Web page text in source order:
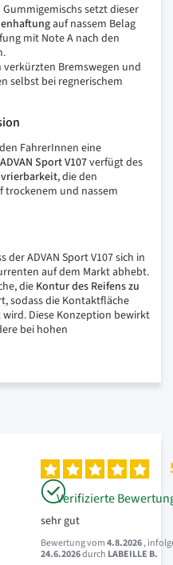
Gummigemischs setzt dieser
auf nassem Belag
mit Note A nach den
Bremswegen und
selbst bei regnerischem
FahrerInnen eine
ADVAN Sport V107verfügt des
, die den
trockenem und nassem
ADVAN Sport V107 sich in
auf dem Markt abhebt.
die Konturdes Reifenszu
sodass die Kontaktfläche
Diese Konzeption bewirkt
bei hohen
Verifizierte
sehr gut
Bewertung vom4.8.2026,
24.6.2026durch LABEILLE B.